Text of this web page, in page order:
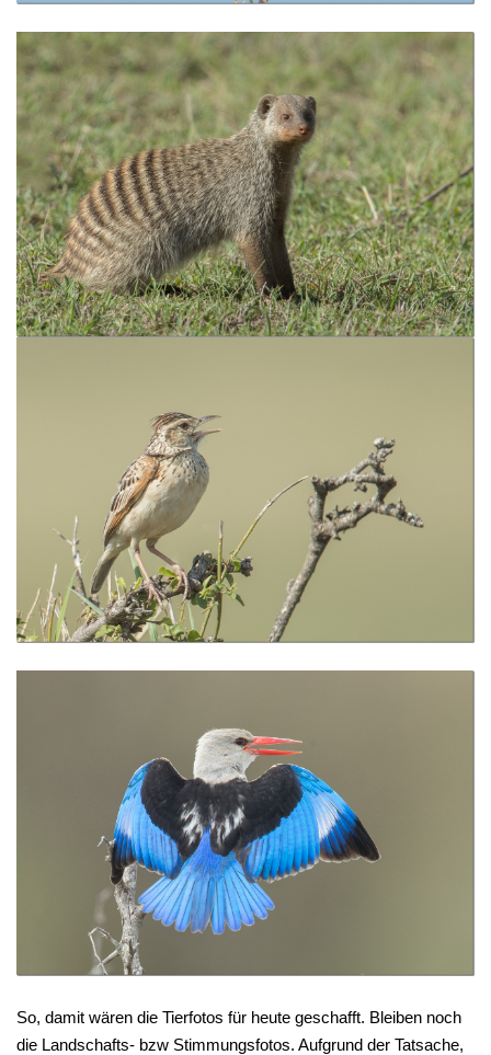
So, damit wären die Tierfotos für heute geschafft. Bleiben noch
die Landschafts- bzw Stimmungsfotos. Aufgrund der Tatsache,